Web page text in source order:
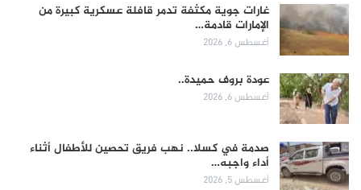
غارات جوية مكثفة تدمر قافلة عسكرية كبيرة من
الإمارات قادمة…
أغسطس 6, 2026
عودة بروف حميدة..
أغسطس 6, 2026
صدمة في كسلا.. نهب فريق تحصين للأطفال أثناء
أداء واجبه…
أغسطس 5, 2026